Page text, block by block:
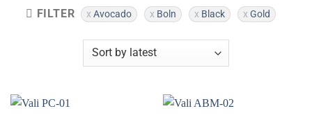
FILTER Avocado Boln Black Gold